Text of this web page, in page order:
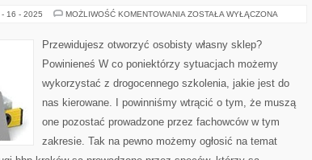
- 16 - 2025 MOŻLIWOŚĆ KOMENTOWANIA W
UŻYCIE
SPECJALNYCH
FISKALNYCH
ZOSTAŁA WYŁĄCZONA
Przewidujesz otworzyć osobisty własny sklep?
Powinieneś W co poniektórzy sytuacjach możemy
wykorzystać z drogocennego szkolenia, jakie jest do
nas kierowane. I powinniśmy wtrącić o tym, że muszą
one pozostać prowadzone przez fachowców w tym
zakresie. Tak na pewno możemy ogłosić na temat